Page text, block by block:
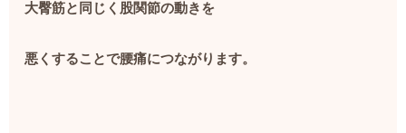
大臀筋と同じく股関節の動きを
悪くすることで腰痛につながります。